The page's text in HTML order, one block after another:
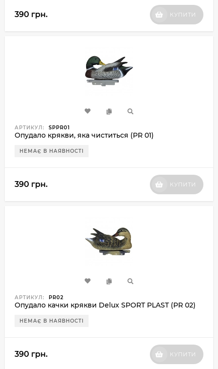
390 грн. КУПИТИ
АРТИКУЛ: SPPR01
Опудало крякви, яка чиститься (PR 01)
НЕМАЄ В НАЯВНОСТІ
390 грн. КУПИТИ
АРТИКУЛ: PR02
Опудало качки крякви Delux SPORT PLAST (PR 02)
НЕМАЄ В НАЯВНОСТІ
390 грн. КУПИТИ